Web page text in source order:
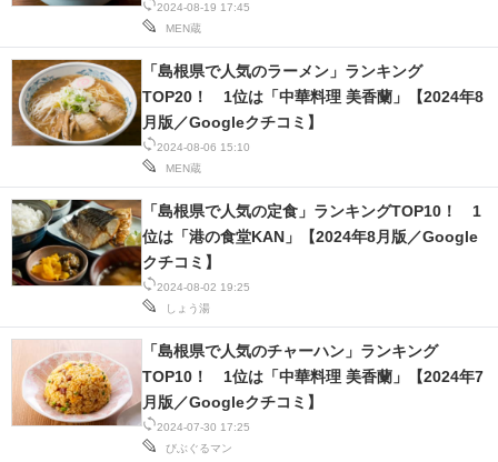
2024-08-19 17:45
MEN蔵
2024-08-06 15:10
MEN蔵
「島根県で人気のラーメン」ランキング
TOP20！ 1位は「中華料理 美香蘭」【2024年8
月版／Googleクチコミ】
2024-08-02 19:25
しょう湯
「島根県で人気の定食」ランキングTOP10！ 1
位は「港の食堂KAN」【2024年8月版／Google
クチコミ】
2024-07-30 17:25
びぶぐるマン
「島根県で人気のチャーハン」ランキング
TOP10！ 1位は「中華料理 美香蘭」【2024年7
月版／Googleクチコミ】